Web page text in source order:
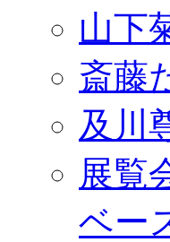
山下
斎藤
及川
展覧
ベー